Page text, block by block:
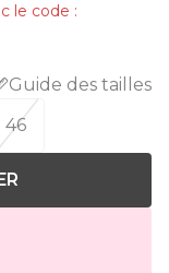
le code :
Guide des tailles
46